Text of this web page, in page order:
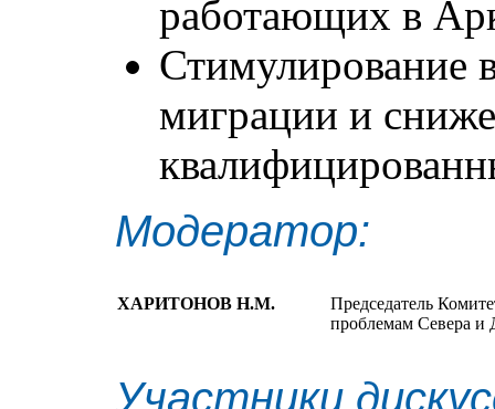
работающих в
Стимулирование
миграции и
Модератор:
ХАРИТОНОВ Н.М.
Председатель
проблемам Севера и
Участники